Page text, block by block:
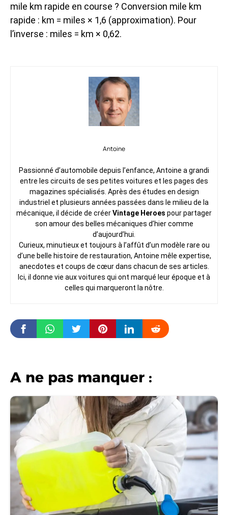
mile km rapide en course ? Conversion mile km
rapide : km = miles × 1,6 (approximation). Pour
l’inverse : miles = km × 0,62.
Antoine
Passionné d’automobile depuis l’enfance, Antoine a grandi
entre les circuits de ses petites voitures et les pages des
magazines spécialisés. Après des études en design
industriel et plusieurs années passées dans le milieu de la
mécanique, il décide de créerVintage Heroes pour partager
son amour des belles mécaniques d’hier comme
d’aujourd’hui.
Curieux, minutieux et toujours à l’affût d’un modèle rare ou
d’une belle histoire de restauration, Antoine mêle expertise,
anecdotes et coups de cœur dans chacun de ses articles.
Ici, il donne vie aux voitures qui ont marqué leur époque et à
celles qui marqueront la nôtre.
A ne pas manquer :